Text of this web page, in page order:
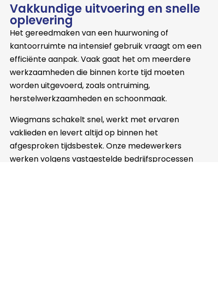
Vakkundige uitvoering en snelle
oplevering
Het gereedmaken van een huurwoning of
kantoorruimte na intensief gebruik vraagt om een
efficiënte aanpak. Vaak gaat het om meerdere
werkzaamheden die binnen korte tijd moeten
worden uitgevoerd, zoals ontruiming,
herstelwerkzaamheden en schoonmaak.
Wiegmans schakelt snel, werkt met ervaren
vaklieden en levert altijd op binnen het
afgesproken tijdsbestek. Onze medewerkers
werken volgens vastgestelde bedrijfsprocessen